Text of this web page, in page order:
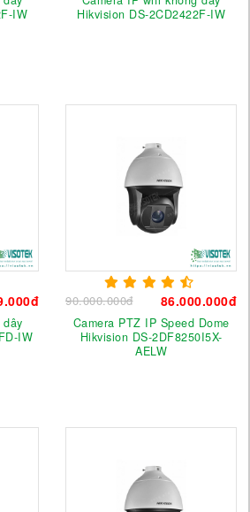
IW
Hikvision DS-2CD2422F-IW
IW
90.000.000đ 86.000.000đ
Camera PTZ IP Speed Dome
Hikvision DS-2DF8250I5X-
AELW